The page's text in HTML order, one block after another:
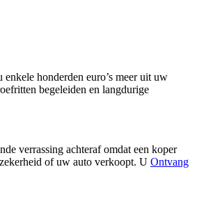
honderden euro’s meer uit uw
begeleiden en langdurige
verrassing achteraf omdat een koper
of uw auto verkoopt. U Ontvang